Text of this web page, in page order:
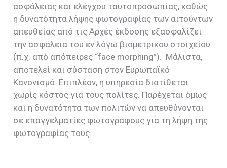
ασφάλειας και ελέγχου ταυτοπροσωπίας, καθώς
η δυνατότητα λήψης φωτογραφίας των αιτούντων
απευθείας από τις Αρχές έκδοσης εξασφαλίζει
την ασφάλεια του εν λόγω βιομετρικού στοιχείου
(π.χ. από απόπειρες “face morphing”). Μάλιστα,
αποτελεί και σύσταση στον Ευρωπαϊκό
Κανονισμό. Επιπλέον, η υπηρεσία διατίθεται
χωρίς κόστος για τους πολίτες. Παρέχεται όμως
και η δυνατότητα των πολιτών να απευθύνονται
σε επαγγελματίες φωτογράφους για τη λήψη της
φωτογραφίας τους.